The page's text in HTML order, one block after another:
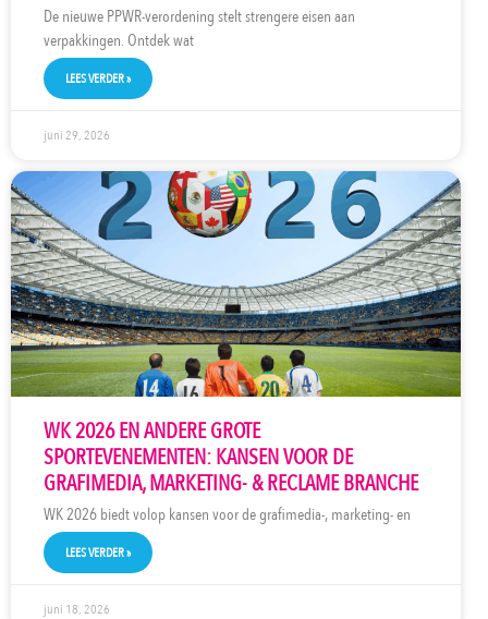
De nieuwe PPWR-verordening stelt strengere eisen aan
verpakkingen. Ontdek wat
LEES VERDER »
juni 29, 2026
WK 2026 EN ANDERE GROTE
SPORTEVENEMENTEN: KANSEN VOOR DE
GRAFIMEDIA, MARKETING- & RECLAME BRANCHE
WK 2026 biedt volop kansen voor de grafimedia-, marketing- en
LEES VERDER »
juni 18, 2026